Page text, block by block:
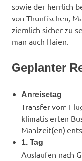
sowie der herrlich
von Thunfischen,
ziemlich sicher zu
man auch Haien.
Geplanter
Anreisetag
Transfer vom
klimatisierten
Mahlzeit(en)
1. Tag
Auslaufen nach